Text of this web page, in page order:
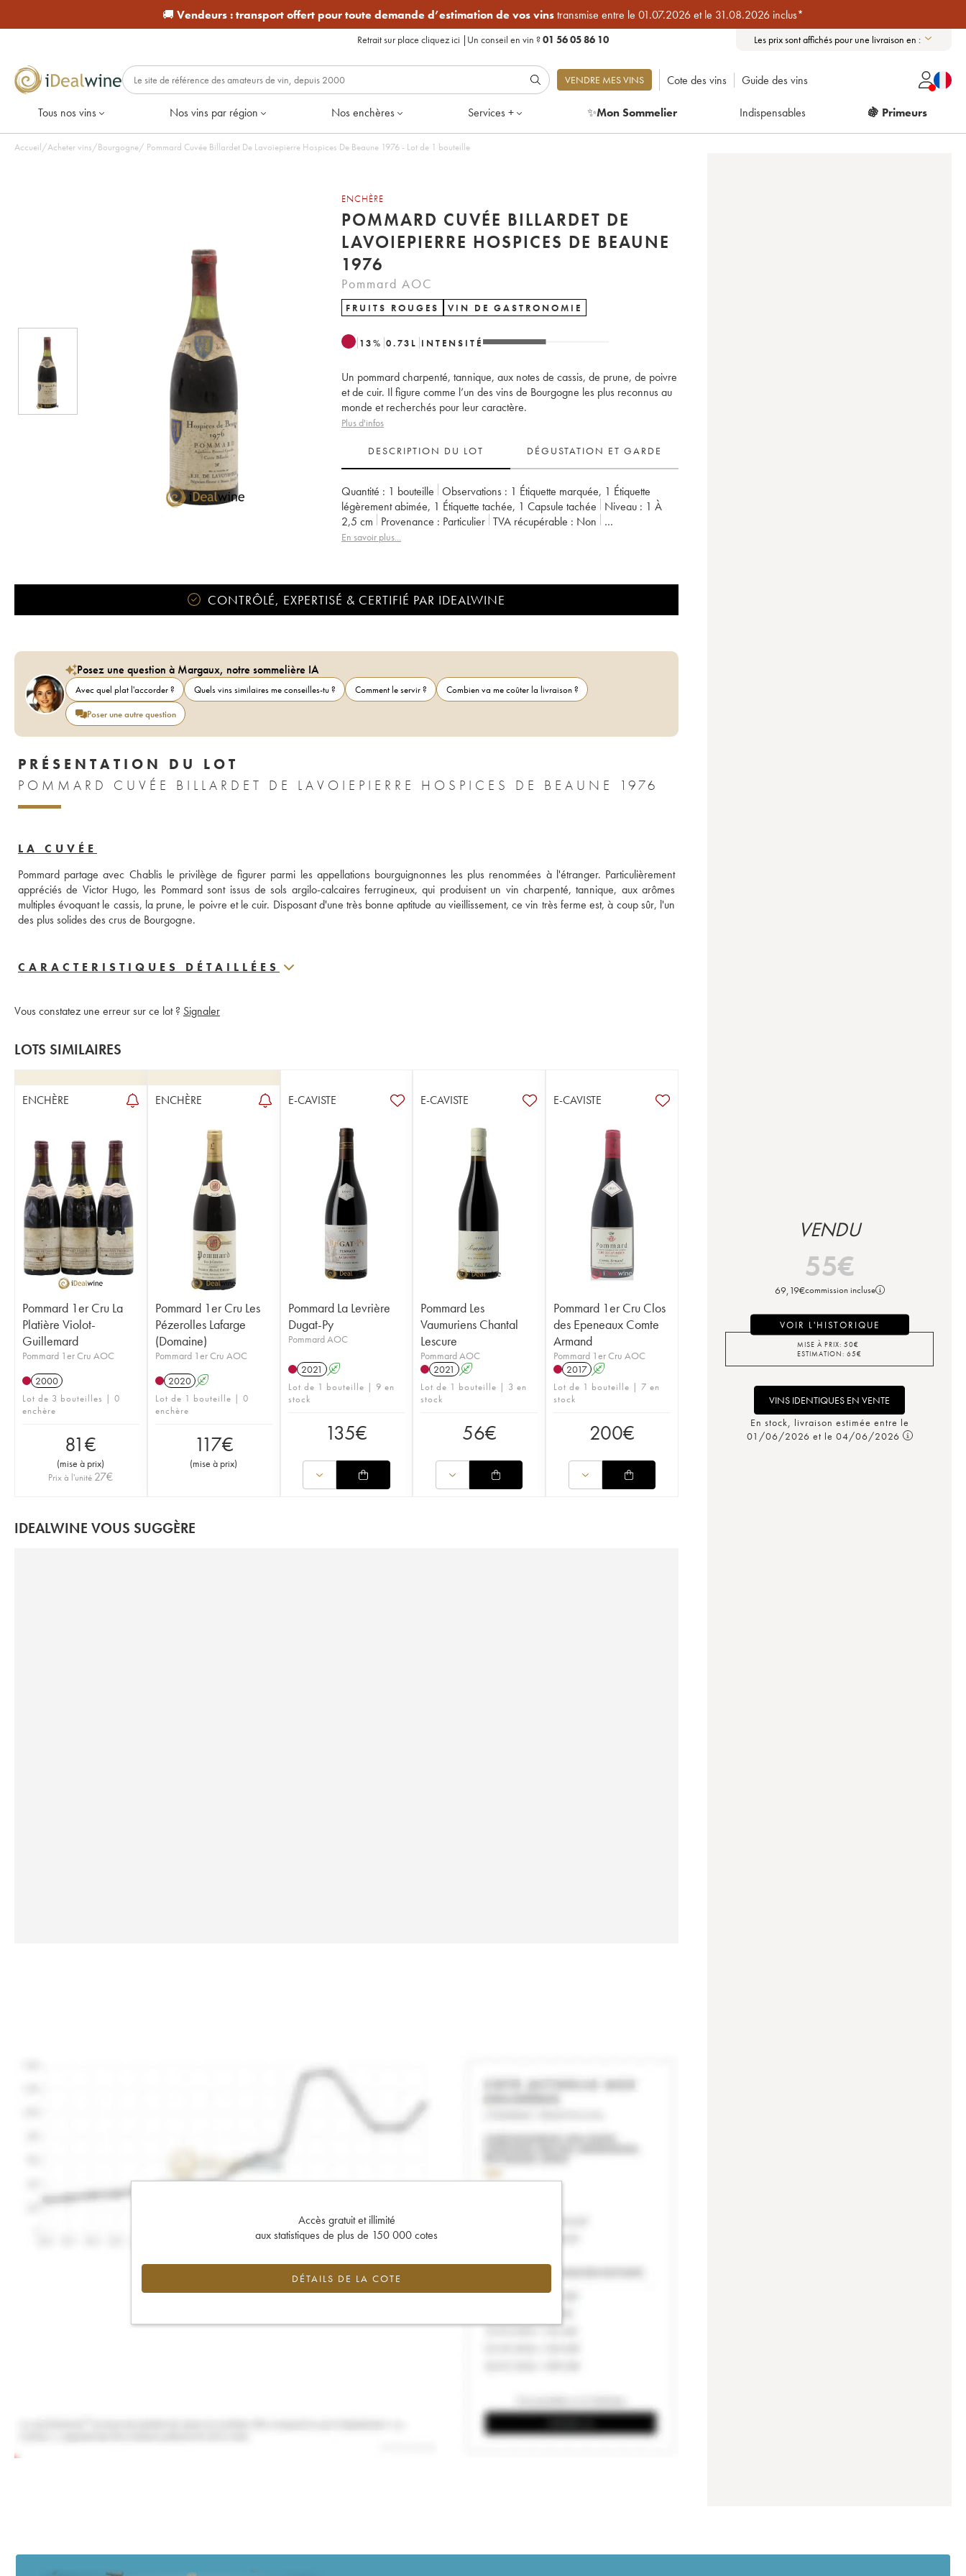
🚚 Vendeurs :transport offert pour toute demande d’estimation de vos vinstransmise entre le 01.07.2026 et le 31.08.2026 inclus*
Retrait sur place cliquez ici | Un conseil en vin ?01 56 05 86 10 Les prix sont affichés pour une livraison en :
VENDRE MES VINS Cote des vins Guide des vins
Tous nos vins Nos vins par région Nos enchères Services + ✨Mon Sommelier Indispensables 🍇 Primeurs
Accueil/Acheter vins/Bourgogne/ Pommard Cuvée Billardet De Lavoiepierre Hospices De Beaune 1976 - Lot de 1 bouteille
ENCHÈRE
POMMARD CUVÉE BILLARDET DE
LAVOIEPIERRE HOSPICES DE BEAUNE
1976
Pommard AOC
FRUITS ROUGES VIN DE GASTRONOMIE
13% 0.73 L INTENSITÉ
Un pommard charpenté, tannique, aux notes de cassis, de prune, de poivre
et de cuir. Il figure comme l’un des vins de Bourgogne les plus reconnus au
monde et recherchés pour leur caractère.
Plus d'infos
DESCRIPTION DU LOT DÉGUSTATION ET GARDE
Quantité : 1 bouteille Observations : 1 Étiquette marquée, 1 Étiquette
légèrement abimée, 1 Étiquette tachée, 1 Capsule tachée Niveau : 1 À
2,5 cm
Provenance : particulier TVA récupérable :
non
Région :
Bourgogne
En savoir plus...
CONTRÔLÉ, EXPERTISÉ & CERTIFIÉ PAR IDEALWINE
Posez une question à Margaux, notre sommelière IA
Avec quel plat l'accorder ? Quels vins similaires me conseilles-tu ? Comment le servir ?
Combien va me coûter la livraison ?
Poser une autre question
PRÉSENTATION DU LOT
POMMARD CUVÉE BILLARDET DE LAVOIEPIERRE HOSPICES DE BEAUNE 1976
LA CUVÉE
Pommard partage avec Chablis le privilège de figurer parmi les appellations bourguignonnes les plus renommées à l'étranger. Particulièrement
appréciés de Victor Hugo, les Pommard sont issus de sols argilo-calcaires ferrugineux, qui produisent un vin charpenté, tannique, aux arômes
multiples évoquant le cassis, la prune, le poivre et le cuir. Disposant d'une très bonne aptitude au vieillissement, ce vin très ferme est, à coup sûr, l'un
des plus solides des crus de Bourgogne.
CARACTERISTIQUES DÉTAILLÉES
Vous constatez une erreur sur ce lot ? Signaler
LOTS SIMILAIRES
ENCHÈRE
Pommard 1er Cru La
Platière Violot-
Guillemard
Pommard 1er Cru AOC
2000
Lot de 3 bouteilles | 0
enchère
81€
(mise à prix)
Prix à l'unité 27€
ENCHÈRE
Pommard 1er Cru Les
Pézerolles Lafarge
(Domaine)
Pommard 1er Cru AOC
2020 A
Lot de 1 bouteille | 0
enchère
117€
(mise à prix)
E-CAVISTE
Pommard La Levrière
Dugat-Py
Pommard AOC
2021 A
Lot de 1 bouteille | 9 en
stock
135€
E-CAVISTE
Pommard Les
Vaumuriens Chantal
Lescure
Pommard AOC
2021
A
Lot de 1 bouteille | 3 en
stock
56€
E-CAVISTE
Pommard 1er Cru Clos
des Epeneaux Comte
Armand
Pommard 1er Cru AOC
2017 A
Lot de 1 bouteille | 7 en
stock
200€
IDEALWINE VOUS SUGGÈRE
Accès gratuit et illimité
aux statistiques de plus de 150 000 cotes
DÉTAILS DE LA COTE
VENDU
55€
69,19€commission incluse
VOIR L'HISTORIQUE
MISE À PRIX: 50€
ESTIMATION: 65€
VINS IDENTIQUES EN VENTE
En stock, livraison estimée entre le
01/06/2026 et le 04/06/2026